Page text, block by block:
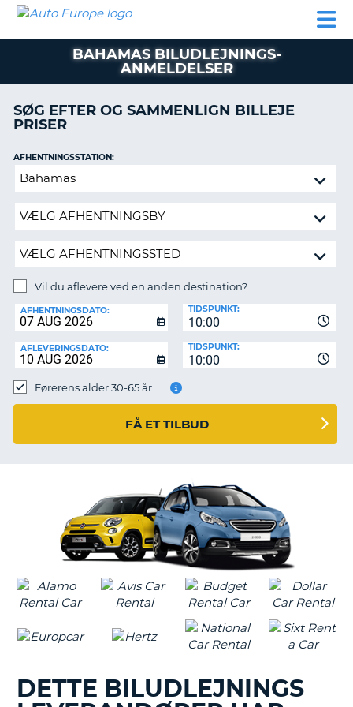
BILUDLEJNING
AUTOCAMPER
AUTO
EUROPE
BILUDLEJNING
AUTOCAMPER
PARTNER
SUPPORT
KONTO
ADMINISTRER
BOOKING
BAHAMAS BILUDLEJNINGS-
ANMELDELSER
SØG EFTER OG SAMMENLIGN BILLEJE
PRISER
Vil
aflevere
anden
destination?
AFHENTNINGSSTATION:
Vil du aflevere ved en anden destination?
AFHENTNINGSDATO:
10:00
TIDSPUNKT:
AFLEVERINGSDATO:
10:00
TIDSPUNKT:
Førerens alder 30-65 år
FÅ ET TILBUD
DETTE BILUDLEJNINGS